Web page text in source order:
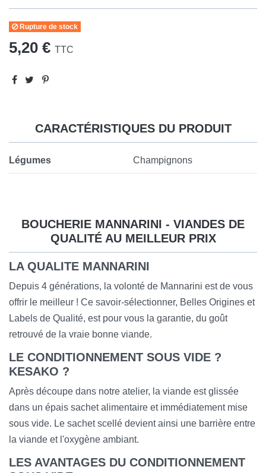
Rupture de stock
5,20 € TTC
CARACTÉRISTIQUES DU PRODUIT
Légumes Champignons
BOUCHERIE MANNARINI - VIANDES DE
QUALITÉ AU MEILLEUR PRIX
LA QUALITE MANNARINI
Depuis 4 générations, la volonté de Mannarini est de vous
offrir le meilleur ! Ce savoir-sélectionner, Belles Origines et
Labels de Qualité, est pour vous la garantie, du goût
retrouvé de la vraie bonne viande.
LE CONDITIONNEMENT SOUS VIDE ?
KESAKO ?
Après découpe dans notre atelier, la viande est glissée
dans un épais sachet alimentaire et immédiatement mise
sous vide. Le sachet scellé devient ainsi une barrière entre
la viande et l'oxygène ambiant.
LES AVANTAGES DU CONDITIONNEMENT